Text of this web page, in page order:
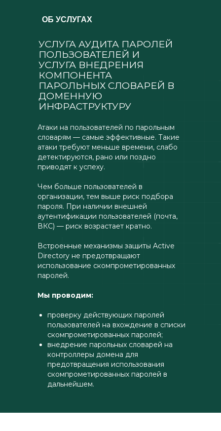
ОБ УСЛУГАХ
УСЛУГА АУДИТА ПАРОЛЕЙ
ПОЛЬЗОВАТЕЛЕЙ И
УСЛУГА ВНЕДРЕНИЯ
КОМПОНЕНТА
ПАРОЛЬНЫХ СЛОВАРЕЙ В
ДОМЕННУЮ
ИНФРАСТРУКТУРУ
Атаки на пользователей по парольным
словарям — самые эффективные. Такие
атаки требуют меньше времени, слабо
детектируются, рано или поздно
приводят к успеху.
Чем больше пользователей в
организации, тем выше риск подбора
пароля. При наличии внешней
аутентификации пользователей (почта,
ВКС) — риск возрастает кратно.
Встроенные механизмы защиты Active
Directory не предотвращают
использование скомпрометированных
паролей.
Мы проводим:
проверку действующих паролей
пользователей на вхождение в списки
скомпрометированных паролей;
внедрение парольных словарей на
контроллеры домена для
предотвращения использования
скомпрометированных паролей в
дальнейшем.